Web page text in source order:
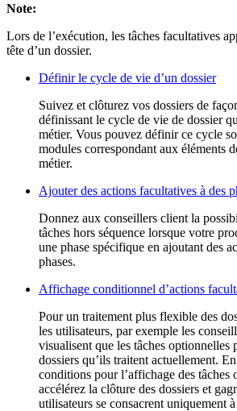
Note:
Lors de l’exécution, les tâches facultatives
tête d’un dossier.
Définir le cycle de vie d’un dossier
Suivez et clôturez vos dossiers de
définissant le cycle de vie de dossier
métier. Vous pouvez définir ce cycle
modules correspondant aux éléments
métier.
Ajouter des actions facultatives à des
Donnez aux conseillers client la
tâches hors séquence lorsque votre
une phase spécifique en ajoutant des
phases.
Affichage conditionnel d’actions
Pour un traitement plus flexible des
les utilisateurs, par exemple les
visualisent que les tâches optionnelles
dossiers qu’ils traitent actuellement.
conditions pour l’affichage des tâches
accélérez la clôture des dossiers et
utilisateurs se consacrent uniquement